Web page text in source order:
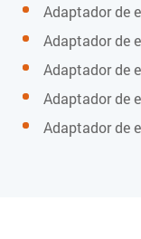
cerca de 62,7g
Temperatura de
Adaptador de
Adaptador de
Adaptador de
Adaptador de
Adaptador de